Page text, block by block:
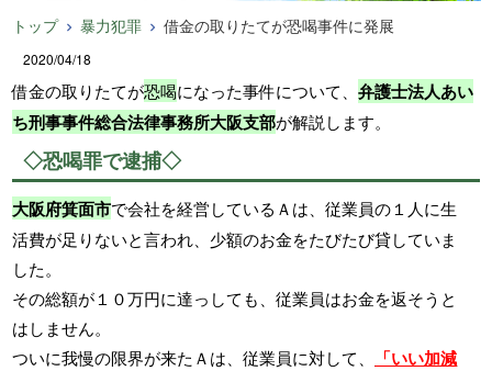
トップ 暴力犯罪 借金の取りたてが恐喝事件に発展
2020/04/18
借金の取りたてが恐喝になった事件について、弁護士法人あい
ち刑事事件総合法律事務所大阪支部が解説します。
◇恐喝罪で逮捕◇
大阪府箕面市で会社を経営しているＡは、従業員の１人に生
活費が足りないと言われ、少額のお金をたびたび貸していま
した。
その総額が１０万円に達っしても、従業員はお金を返そうと
はしません。
ついに我慢の限界が来たＡは、従業員に対して、
「いい加減